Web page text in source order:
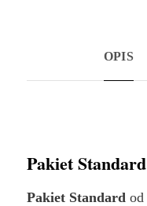
OPIS
Pakiet Standard
Pakiet Standard od